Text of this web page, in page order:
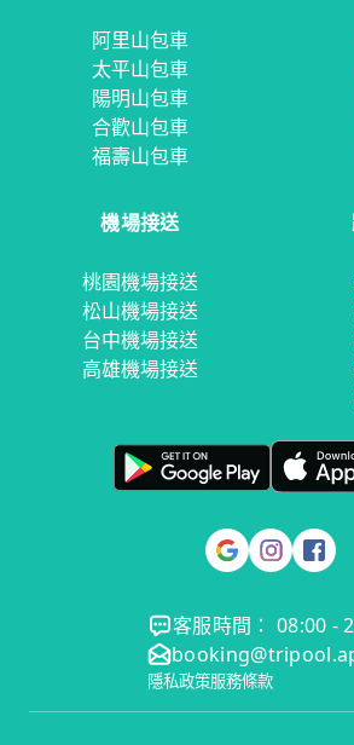
阿里山包車
太平山包車
陽明山包車
合歡山包車
福壽山包車
機場接送
桃園機場接送
松山機場接送
台中機場接送
高雄機場接送
客服時間： 08:00 -
隱私政策服務條款